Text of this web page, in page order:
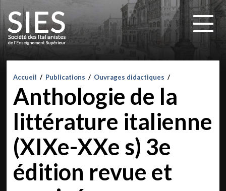
Accueil / Publications / Ouvrages didactiques /
Anthologie de la
littérature italienne
(XIXe-XXe s) 3e
édition revue et